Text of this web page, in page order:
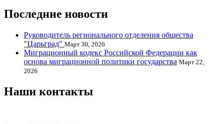
Последние новости
Руководитель регионального отделения общества
"Царьград" Март 30, 2026
Миграционный кодекс Российской Федерации как
основа миграционной политики государства Март 22,
2026
Наши контакты